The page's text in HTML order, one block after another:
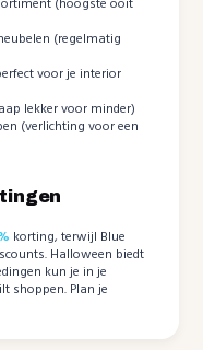
(hoogste ooit
(regelmatig
voor je interior
lekker voor minder)
(verlichting voor een
korting, terwijl Blue
Halloween biedt
kun je in je
shoppen. Plan je